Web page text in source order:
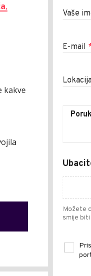
,
kakve
Vaše
E-mail
Možete
smije